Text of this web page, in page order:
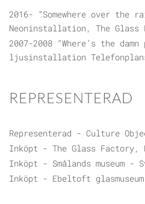
2016- ”Somewhere over the
Neoninstallation, The Glass
2007-2008 “Where’s the
ljusinstallation
REPRESENTERAD
Representerad - Culture
Inköpt - The Glass Factory,
Inköpt - Smålands museum -
Inköpt - Ebeltoft